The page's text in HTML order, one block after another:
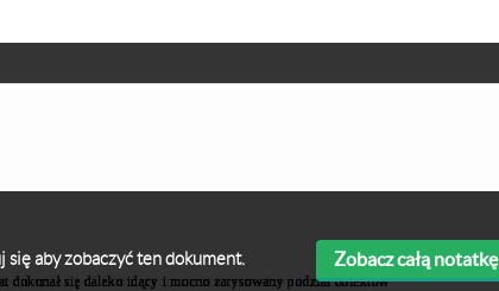
aby zobaczyć ten dokument. Zobacz całą notatkę